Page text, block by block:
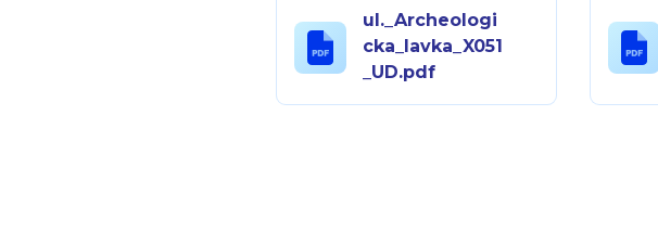
ul._Archeologi
cka_lavka_X051
_UD.pdf